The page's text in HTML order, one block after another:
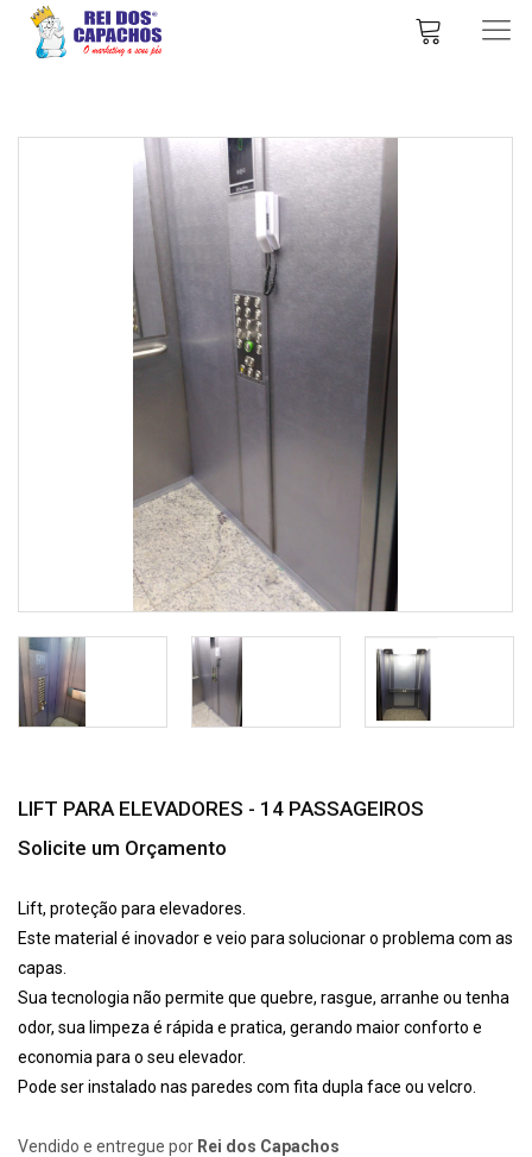
LIFT PARA ELEVADORES - 14 PASSAGEIROS
Solicite um Orçamento
Lift, proteção para elevadores.
Este material é inovador e veio para solucionar o problema com as
capas.
Sua tecnologia não permite que quebre, rasgue, arranhe ou tenha
odor, sua limpeza é rápida e pratica, gerando maior conforto e
economia para o seu elevador.
Pode ser instalado nas paredes com fita dupla face ou velcro.
Vendido e entregue por Rei dos Capachos